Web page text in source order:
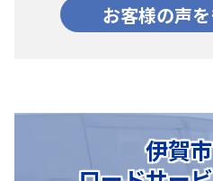
お客様の声
伊賀